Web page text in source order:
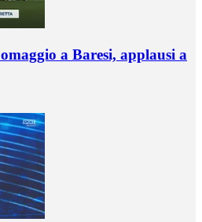
a Baresi, applausi a